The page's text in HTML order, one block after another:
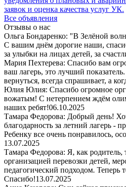
заявок и оценка качества услуг УК.
Все объявления
Отзывы о нас
Ольга Бондаренко: "В Зелёной
С вашим днём дорогие наши,
за улыбки на лицах детей, за
Мария Пехтерева: Спасибо вам
ваш лагерь, это лучший
вернуться, всегда спрашивает, а
Юлия Юлия: Спасибо огромное
вожатым! С нетерпением ждём
наших ребят!06.10.2025
Тамара Федорова: Добрый день!
благодарность за летний лагерь -
Ребенку все очень понравилось,
13.07.2025
Тамара Федорова: Я, как
организацией перевозки детей,
педагогический подходом. Теперь
Спасибо!13.07.2025